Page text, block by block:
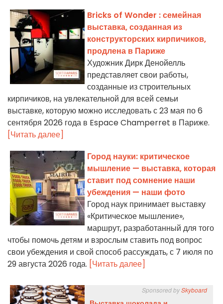
Bricks of Wonder : семейная
выставка, созданная из
конструкторских кирпичиков,
продлена в Париже
Художник Дирк Денойелль
представляет свои работы,
созданные из строительных
кирпичиков, на увлекательной для всей семьи
выставке, которую можно исследовать с 23 мая по 6
сентября 2026 года в Espace Champerret в Париже.
[Читать далее]
Город науки: критическое
мышление — выставка, которая
ставит под сомнение наши
убеждения — наши фото
Город наук принимает выставку
«Критическое мышление»,
маршрут, разработанный для того
чтобы помочь детям и взрослым ставить под вопрос
свои убеждения и свой способ рассуждать, с 7 июля по
29 августа 2026 года. [Читать далее]